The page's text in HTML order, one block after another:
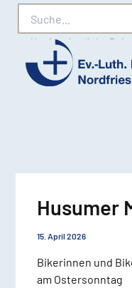
Suche
Karriere Amtliche
Ev.-
Husumer
15. April 2026
Bikerinnen und
am Ostersonntag